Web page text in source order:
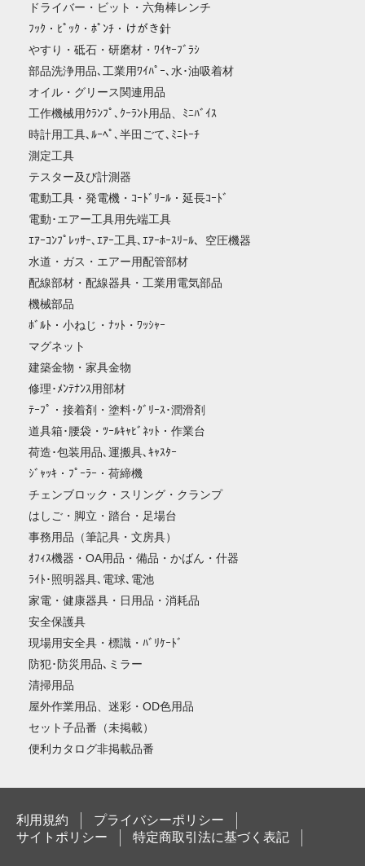
ドライバー・ビット・六角棒レンチ
ﾌｯｸ・ﾋﾟｯｸ・ﾎﾟﾝﾁ・けがき針
やすり・砥石・研磨材・ﾜｲﾔｰﾌﾞﾗｼ
部品洗浄用品､工業用ﾜｲﾊﾟｰ､水･油吸着材
オイル・グリース関連用品
工作機械用ｸﾗﾝﾌﾟ､ｸｰﾗﾝﾄ用品、ﾐﾆﾊﾞｲｽ
時計用工具､ﾙｰﾍﾟ､半田ごて､ﾐﾆﾄｰﾁ
測定工具
テスター及び計測器
電動工具・発電機・ｺｰﾄﾞﾘｰﾙ・延長ｺｰﾄﾞ
電動･エアー工具用先端工具
ｴｱｰｺﾝﾌﾟﾚｯｻｰ､ｴｱｰ工具､ｴｱｰﾎｰｽﾘｰﾙ、空圧機器
水道・ガス・エアー用配管部材
配線部材・配線器具・工業用電気部品
機械部品
ﾎﾞﾙﾄ・小ねじ・ﾅｯﾄ・ﾜｯｼｬｰ
マグネット
建築金物・家具金物
修理･ﾒﾝﾃﾅﾝｽ用部材
ﾃｰﾌﾟ・接着剤・塗料･ｸﾞﾘｰｽ･潤滑剤
道具箱･腰袋・ﾂｰﾙｷｬﾋﾞﾈｯﾄ・作業台
荷造･包装用品､運搬具､ｷｬｽﾀｰ
ｼﾞｬｯｷ・ﾌﾟｰﾗｰ・荷締機
チェンブロック・スリング・クランプ
はしご・脚立・踏台・足場台
事務用品（筆記具・文房具）
ｵﾌｨｽ機器・OA用品・備品・かばん・什器
ﾗｲﾄ･照明器具､電球､電池
家電・健康器具・日用品・消耗品
安全保護具
現場用安全具・標識・ﾊﾞﾘｹｰﾄﾞ
防犯･防災用品､ミラー
清掃用品
屋外作業用品、迷彩・OD色用品
セット子品番（未掲載）
便利カタログ非掲載品番
利用規約
プライバシーポリシー
サイトポリシー
特定商取引法に基づく表記